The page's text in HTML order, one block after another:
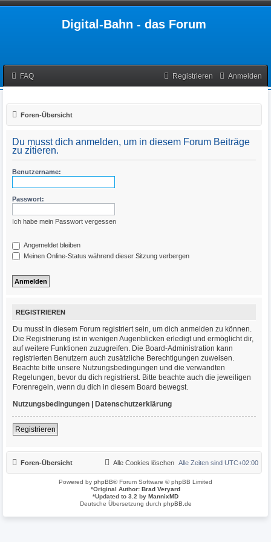
Digital-Bahn - das Forum
FAQ Anmelden
Registrieren
Foren-Übersicht
Du musst dich anmelden, um in diesem Forum Beiträge
zu zitieren.
Benutzername:
Passwort:
Ich habe mein Passwort vergessen
Angemeldet bleiben
Meinen Online-Status während dieser Sitzung verbergen
REGISTRIEREN
Du musst in diesem Forum registriert sein, um dich anmelden zu können.
Die Registrierung ist in wenigen Augenblicken erledigt und ermöglicht dir,
auf weitere Funktionen zuzugreifen. Die Board-Administration kann
registrierten Benutzern auch zusätzliche Berechtigungen zuweisen.
Beachte bitte unsere Nutzungsbedingungen und die verwandten
Regelungen, bevor du dich registrierst. Bitte beachte auch die jeweiligen
Forenregeln, wenn du dich in diesem Board bewegst.
Nutzungsbedingungen | Datenschutzerklärung
Registrieren
Foren-Übersicht Alle Zeiten sind UTC+02:00
Alle Cookies löschen
Powered by phpBB® Forum Software © phpBB Limited
*Original Author: Brad Veryard
*Updated to 3.2 by MannixMD
Deutsche Übersetzung durch phpBB.de